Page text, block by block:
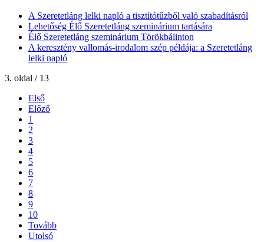
A Szeretetláng lelki napló a tisztítótűzből való szabadításról
Lehetőség Élő Szeretetláng szeminárium tartására
Élő Szeretetláng szeminárium Törökbálinton
A keresztény vallomás-irodalom szép példája: a Szeretetláng
lelki napló
3. oldal / 13
Első
Előző
1
2
3
4
5
6
7
8
9
10
Tovább
Utolsó